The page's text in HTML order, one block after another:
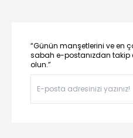
“Günün manşetlerini ve en
sabah e-postanızdan takip
olun.”